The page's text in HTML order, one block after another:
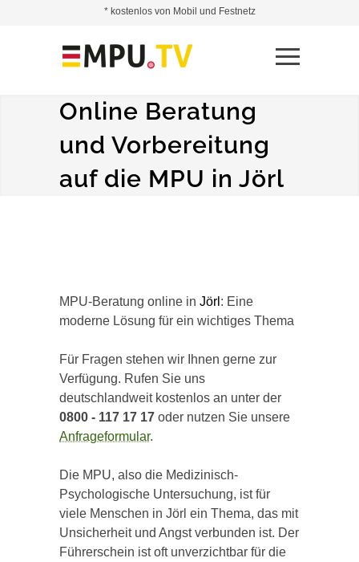
Online Beratung
und Vorbereitung
auf die MPU in Jörl
MPU-Beratung online in Jörl : Eine
moderne Lösung für ein wichtiges Thema
Für Fragen stehen wir Ihnen gerne zur
Verfügung. Rufen Sie uns
deutschlandweit kostenlos an unter der
0800 - 117 17 17 oder nutzen Sie unsere
Anfrageformular.
Die MPU, also die Medizinisch-
Psychologische Untersuchung, ist für
viele Menschen in Jörl ein Thema, das mit
Unsicherheit und Angst verbunden ist. Der
Führerschein ist oft unverzichtbar für die
* kostenlos von Mobil und Festnetz